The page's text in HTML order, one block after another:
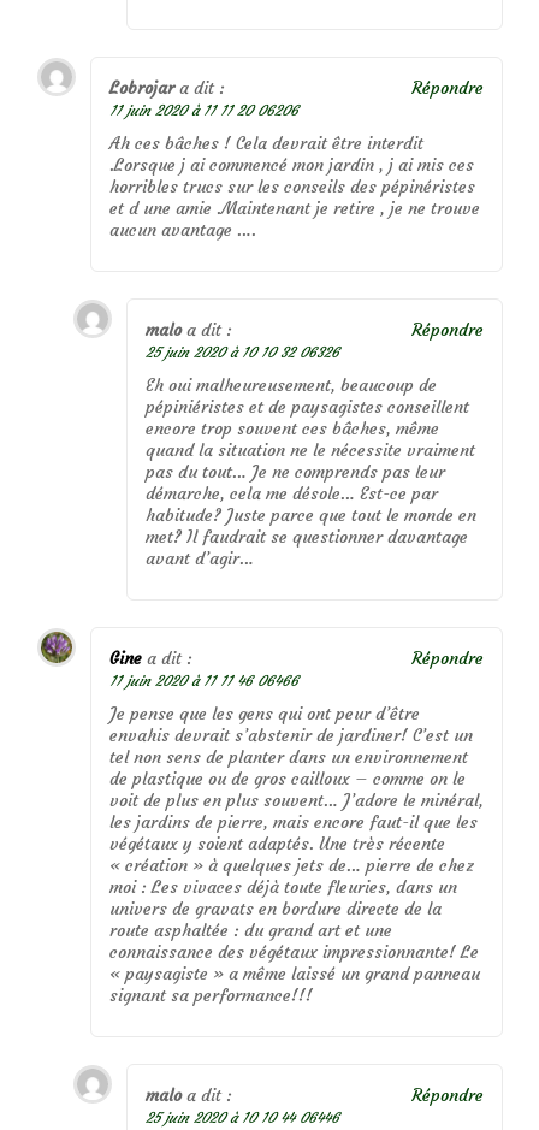
Lobrojar a dit :
11 juin 2020 à 11 11 20 06206
Ah ces bâches ! Cela devrait être interdit
.Lorsque j ai commencé mon jardin , j ai mis ces
horribles trucs sur les conseils des pépinéristes
et d une amie .Maintenant je retire , je ne trouve
aucun avantage ….
Répondre
malo a dit :
25 juin 2020 à 10 10 32 06326
Eh oui malheureusement, beaucoup de
pépiniéristes et de paysagistes conseillent
encore trop souvent ces bâches, même
quand la situation ne le nécessite vraiment
pas du tout… Je ne comprends pas leur
démarche, cela me désole… Est-ce par
habitude? Juste parce que tout le monde en
met? Il faudrait se questionner davantage
avant d’agir…
Répondre
Gine a dit :
11 juin 2020 à 11 11 46 06466
Je pense que les gens qui ont peur d’être
envahis devrait s’abstenir de jardiner! C’est un
tel non sens de planter dans un environnement
de plastique ou de gros cailloux – comme on le
voit de plus en plus souvent… J’adore le minéral,
les jardins de pierre, mais encore faut-il que les
végétaux y soient adaptés. Une très récente
« création » à quelques jets de… pierre de chez
moi : Les vivaces déjà toute fleuries, dans un
univers de gravats en bordure directe de la
route asphaltée : du grand art et une
connaissance des végétaux impressionnante! Le
« paysagiste » a même laissé un grand panneau
signant sa performance!!!
Répondre
malo a dit :
25 juin 2020 à 10 10 44 06446
Répondre